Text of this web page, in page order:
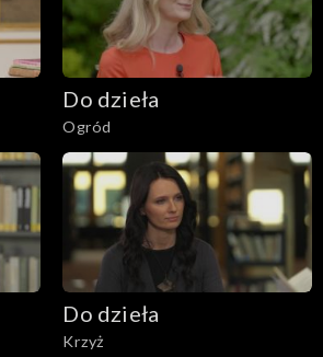
Do dzieła
Ogród
Do dzieła
Krzyż